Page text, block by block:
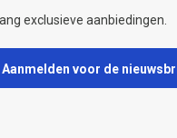
exclusieve aanbiedingen.
Aanmelden voor de